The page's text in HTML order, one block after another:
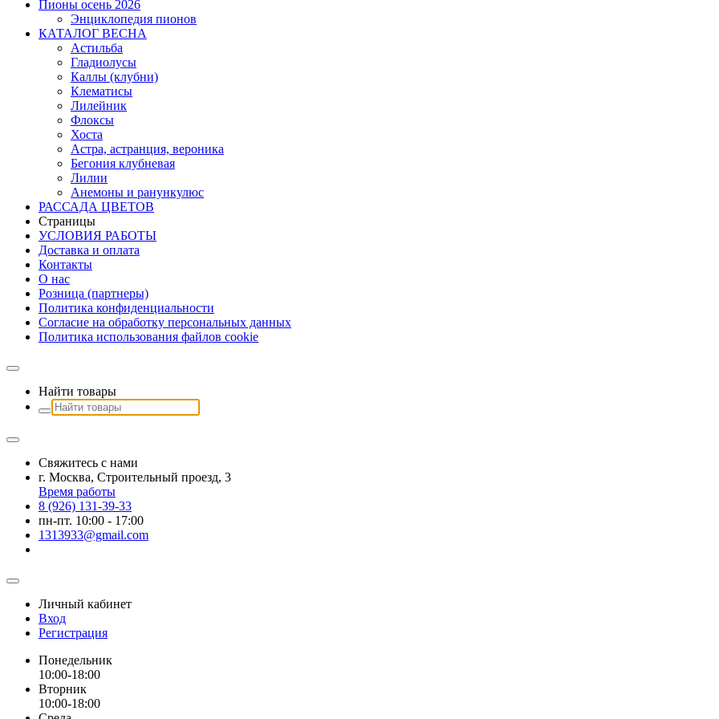
Пионы осень 2026
Энциклопедия пионов
КАТАЛОГ ВЕСНА
Астильба
Гладиолусы
Каллы (клубни)
Клематисы
Лилейник
Флоксы
Хоста
Астра, астранция, вероника
Бегония клубневая
Лилии
Анемоны и ранункулюс
РАССАДА ЦВЕТОВ
Страницы
УСЛОВИЯ РАБОТЫ
Доставка и оплата
Контакты
О наc
Розница (партнеры)
Политика конфиденциальности
Согласие на обработку персональных данных
Политика использования файлов сookie
Найти товары
Свяжитесь с нами
г. Москва, Строительный проезд, 3
Время работы
8 (926) 131-39-33
пн-пт. 10:00 - 17:00
1313933@gmail.com
Личный кабинет
Вход
Регистрация
Понедельник
10:00-18:00
Вторник
10:00-18:00